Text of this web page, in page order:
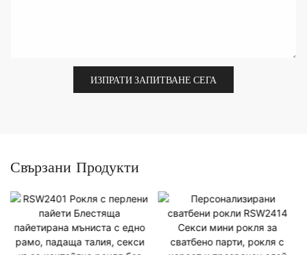
ИЗПРАТИ ЗАПИТВАНЕ СЕГА
Свързани Продукти